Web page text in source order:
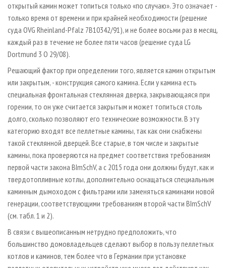
открытый камин может топиться только «по случаю». Это означает -
только время от времени и при крайней необходимости (решение
суда OVG Rheinland-Pfalz 7B10342/91), и не более восьми раз в месяц,
каждый раз в течение не более пяти часов (решение суда LG
Dortmund 3 O 29/08).
Решающий фактор при определении того, является камин открытым
или закрытым, - конструкция самого камина. Если у камина есть
специальная фронтальная стеклянная дверка, закрывающаяся при
горении, то он уже считается закрытым и может топиться столь
долго, сколько позволяют его технические возможности. В эту
категорию входят все пеллетные камины, так как они снабжены
такой стеклянной дверцей. Все старые, в том числе и закрытые
камины, пока проверяются на предмет соответствия требованиям
первой части закона BImSchV, а с 2015 года они должны будут, как и
твердотопливные котлы, дополнительно оснащаться специальным
каминным дымоходом с фильтрами или заменяться каминами новой
генерации, соответствующими требованиям второй части BImSchV
(см. табл. 1 и 2).
В связи с вышеописанным нетрудно предположить, что
большинство домовладельцев сделают выбор в пользу пеллетных
котлов и каминов, тем более что в Германии при установке